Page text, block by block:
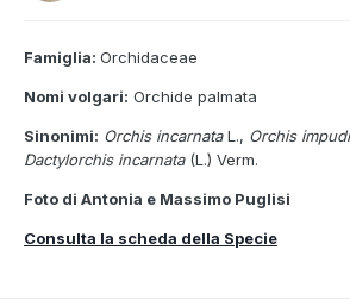
Famiglia: Orchidaceae
Nomi volgari: Orchide palmata
Sinonimi: Orchis incarnataL., Orchis
Dactylorchis incarnata (L.) Verm.
Foto di Antonia e Massimo Puglisi
Consulta la scheda della Specie